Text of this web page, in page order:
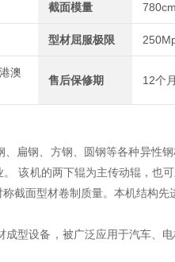
截面模量
型材屈服极限
澳
售后保修期 12个月
扁钢、方钢、圆钢等各种异性
该机的两下辊为主传动辊，也
截面型材卷制质量。本机结构先
型设备，被广泛应用于汽车、